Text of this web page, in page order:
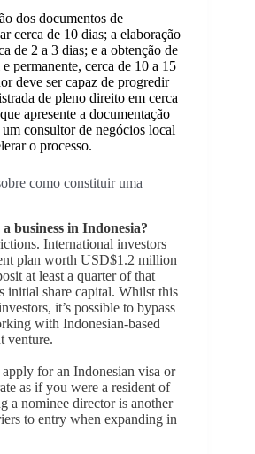
dos documentos de
cerca de 10 dias; a elaboração
de 2 a 3 dias; e a obtenção de
permanente, cerca de 10 a 15
deve ser capaz de progredir
de pleno direito em cerca
apresente a documentação
consultor de negócios local
o processo.
como constituir uma
business in Indonesia?
International investors
plan worth USD$1.2 million
at least a quarter of that
initial share capital. Whilst this
it’s possible to bypass
with Indonesian-based
venture.
for an Indonesian visa or
as if you were a resident of
a nominee director is another
to entry when expanding in